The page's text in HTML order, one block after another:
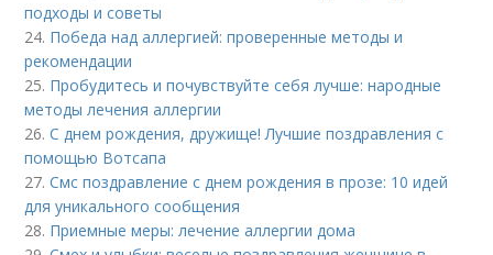
подходы и советы
24. Победа над аллергией: проверенные методы и
рекомендации
25. Пробудитесь и почувствуйте себя лучше: народные
методы лечения аллергии
26.С днем рождения, дружище! Лучшие поздравления с
помощью Вотсапа
27.Смс поздравление с днем рождения в прозе: 10 идей
для уникального сообщения
28. Приемные меры: лечение аллергии дома